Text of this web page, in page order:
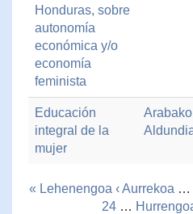
Honduras, sobre
autonomía
económica y/o
economía
feminista
Educación
integral de la
mujer
« Lehenengoa ‹ Aurrekoa …
24 …